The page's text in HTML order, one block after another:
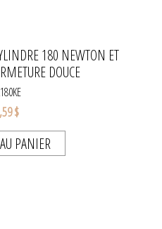
180 NEWTON ET
DOUCE
$
PANIER